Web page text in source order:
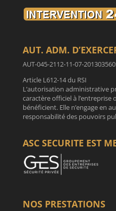
AUT. ADM.
AUT-045-2112-11-07-
Article L612-14 du RSI
L’autorisation administrative
caractère officiel à l’entreprise
bénéficient. Elle n’engage en
responsabilité des pouvoirs
ASC SECURITE EST
NOS PRESTATIONS